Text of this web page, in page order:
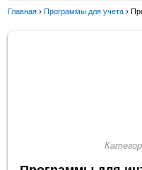
Главная ›Программы для учета ›